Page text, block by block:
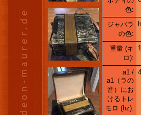
色:
ジャバラ
の色:
重量 (キ
ロ):
a1 /
a1（ラの
音）にお
けるトレ
モロ (hz):